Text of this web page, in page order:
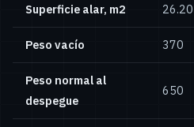
Superficie alar, m2 26.20
Peso vacío 370
Peso normal al
despegue
650